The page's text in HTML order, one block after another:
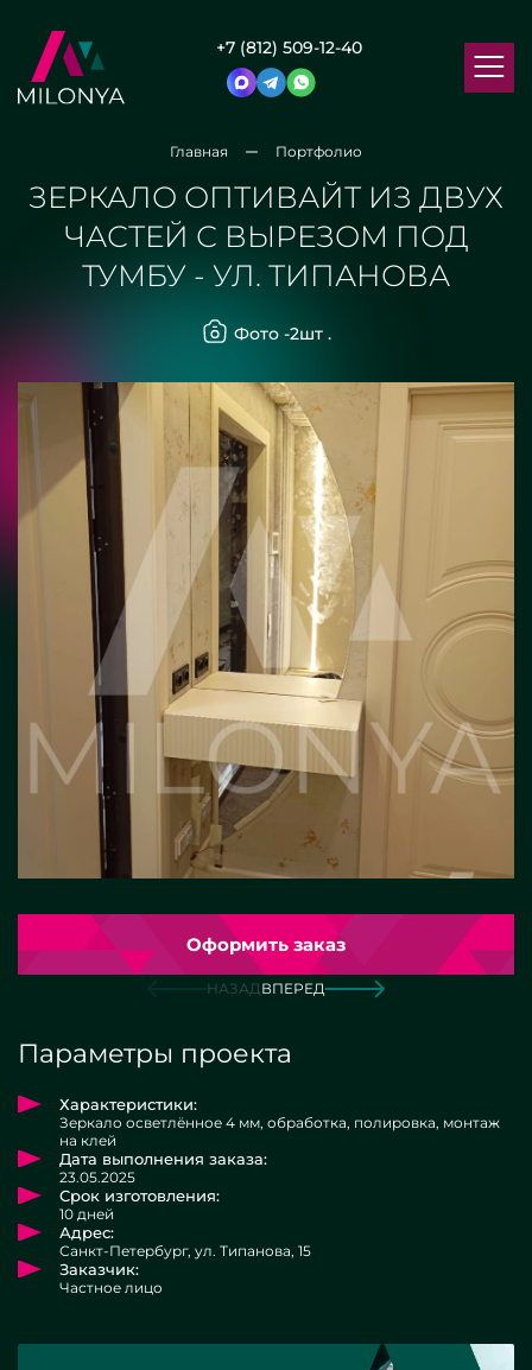
+7 (812) 509-12-40
Главная Портфолио
ЗЕРКАЛО ОПТИВАЙТ ИЗ ДВУХ
ЧАСТЕЙ С ВЫРЕЗОМ ПОД
ТУМБУ - УЛ. ТИПАНОВА
Фото -2шт .
Оформить заказ
НАЗАДВПЕРЕД
Параметры проекта
Характеристики:
Зеркало осветлённое 4 мм, обработка, полировка, монтаж
на клей
Дата выполнения заказа:
23.05.2025
Срок изготовления:
10 дней
Адрес:
Санкт-Петербург, ул. Типанова, 15
Заказчик:
Частное лицо